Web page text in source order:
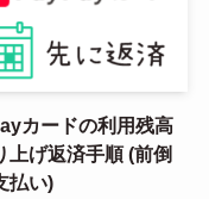
カードの利用残高
上げ返済手順 (前倒
払い)